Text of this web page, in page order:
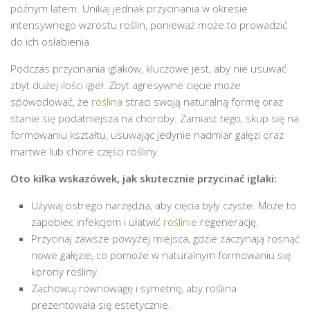
późnym latem. Unikaj jednak przycinania w okresie
intensywnego wzrostu roślin, ponieważ może to prowadzić
do ich osłabienia.
Podczas przycinania iglaków, kluczowe jest, aby nie usuwać
zbyt dużej ilości igieł. Zbyt agresywne cięcie może
spowodować, że roślina straci swoją naturalną formę oraz
stanie się podatniejsza na choroby. Zamiast tego, skup się na
formowaniu kształtu, usuwając jedynie nadmiar gałęzi oraz
martwe lub chore części rośliny.
Oto kilka wskazówek, jak skutecznie przycinać iglaki:
Używaj ostrego narzędzia, aby cięcia były czyste. Może to
zapobiec infekcjom i ułatwić roślinie regenerację.
Przycinaj zawsze powyżej miejsca, gdzie zaczynają rosnąć
nowe gałęzie, co pomoże w naturalnym formowaniu się
korony rośliny.
Zachowuj równowagę i symetrię, aby roślina
prezentowała się estetycznie.